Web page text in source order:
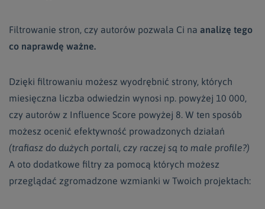
Filtrowanie stron, czy autorów pozwala Ci na analizę tego
co naprawdę ważne.
Dzięki filtrowaniu możesz wyodrębnić strony, których
miesięczna liczba odwiedzin wynosi np. powyżej 10 000,
czy autorów z Influence Score powyżej 8. W ten sposób
możesz ocenić efektywność prowadzonych działań
(trafiasz do dużych portali, czy raczej są to małe profile?)
A oto dodatkowe filtry za pomocą których możesz
przeglądać zgromadzone wzmianki w Twoich projektach: